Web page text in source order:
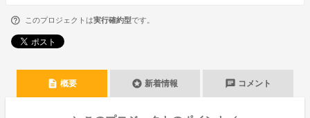
このプロジェクトは実行確約型です。
description 概要 stars 新着情報 chat コメント